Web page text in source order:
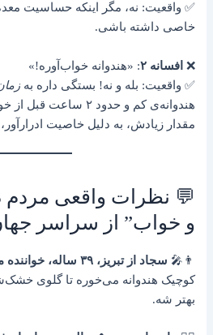
✅ واقعیت: نه، مگر اینکه حساسیت
خاصی داشته باشی.
❌ افسانه ۲ : «هندوانه خواب‌آوره!»
✅ واقعیت: بله و نه! بستگی داره به
هندوانه‌ی کم و حدود ۲
مقدار زیادش، به دلیل خاصیت
💬 نظرات واقعی مردم
و خواب” از سراسر
👨‍🎤 سجاد از تبریز، ۳۹ ساله، خواننده محلی
کوچیک هندوانه می‌خوره تا گلوی
بهتر شه.